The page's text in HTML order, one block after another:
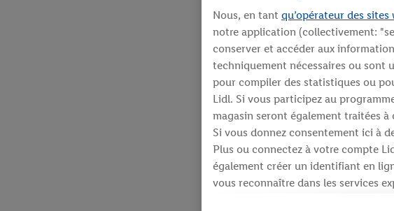
Nous, en tant qu’opérateur des
notre application (collectivement:
conserver et accéder aux
techniquement nécessaires ou sont
pour compiler des statistiques ou
Lidl. Si vous participez au
magasin seront également traitées à
Si vous donnez consentement ici à
Plus ou connectez à votre compte
également créer un identifiant en
vous reconnaître dans les services